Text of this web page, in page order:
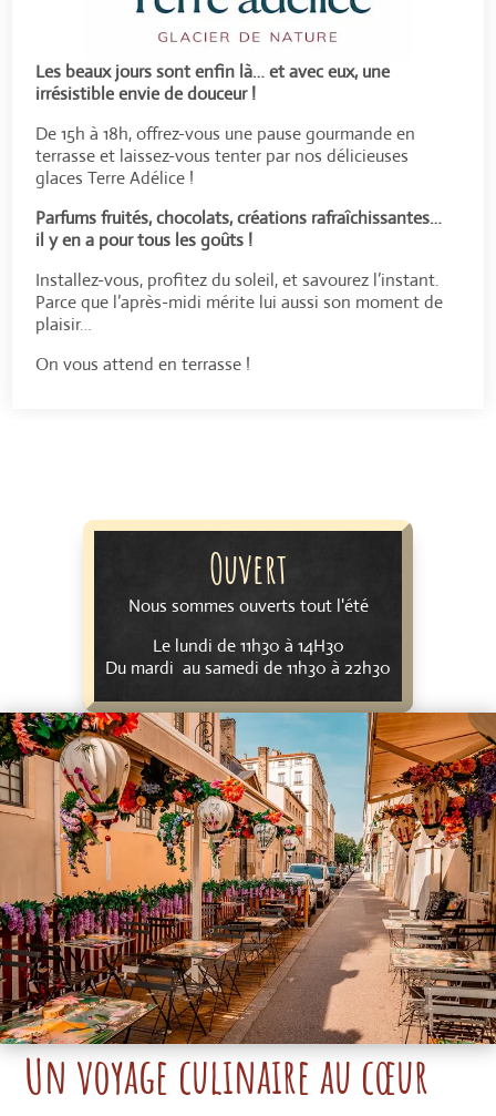
Les beaux jours sont enfin là… et avec eux, une
irrésistible envie de douceur !
De 15h à 18h, offrez-vous une pause gourmande en
terrasse et laissez-vous tenter par nos délicieuses
glaces Terre Adélice !
Parfums fruités, chocolats, créations rafraîchissantes…
il y en a pour tous les goûts !
Installez-vous, profitez du soleil, et savourez l’instant.
Parce que l’après-midi mérite lui aussi son moment de
plaisir…
On vous attend en terrasse !
Ouvert
Nous sommes ouverts tout l'été
Le lundi de 11h30 à 14H30
Du mardi au samedi de 11h30 à 22h30
Un voyage culinaire au cœur